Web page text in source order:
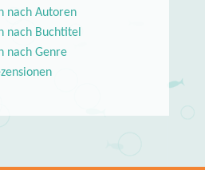
nach Autoren
nach Buchtitel
nach Genre